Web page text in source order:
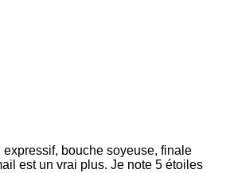
expressif, bouche soyeuse, finale
est un vrai plus. Je note 5 étoiles